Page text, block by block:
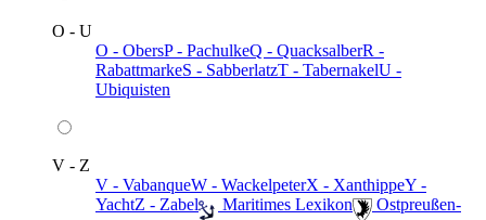
O - U
O - ObersP - PachulkeQ - QuacksalberR -
RabattmarkeS - SabberlatzT - TabernakelU -
Ubiquisten
V - Z
V - VabanqueW - WackelpeterX - XanthippeY -
YachtZ - Zabel ️ Maritimes Lexikon
️ Ostpreußen-